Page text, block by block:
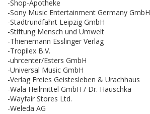
-Shop-Apotheke
-Sony Music Entertainment Germany GmbH
-Stadtrundfahrt Leipzig GmbH
-Stiftung Mensch und Umwelt
-Thienemann Esslinger Verlag
-Tropilex B.V.
-uhrcenter/Esters GmbH
-Universal Music GmbH
-Verlag Freies Geistesleben & Urachhaus
-Wala Heilmittel GmbH / Dr. Hauschka
-Wayfair Stores Ltd.
-Weleda AG